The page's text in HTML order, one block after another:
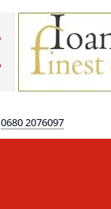
0680 2076097